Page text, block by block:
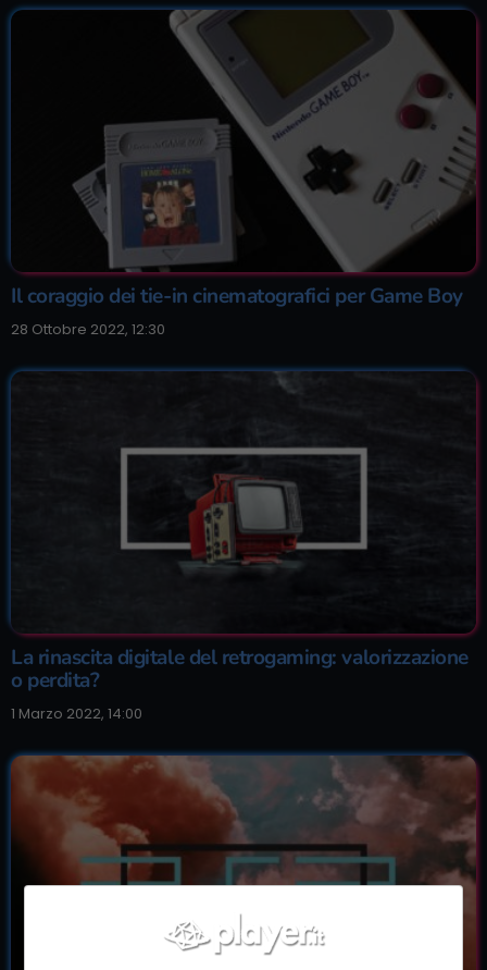
Il coraggio dei tie-in cinematografici per Game Boy
28 Ottobre 2022, 12:30
La rinascita digitale del retrogaming: valorizzazione
o perdita?
1 Marzo 2022, 14:00